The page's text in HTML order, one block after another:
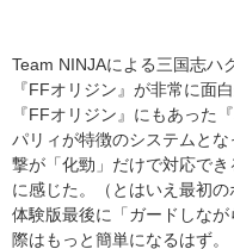
Team NINJAによる三国志ハ
『FFオリジン』が非常に面
『FFオリジン』にもあった
パリィが特徴のシステムと
撃が「化勁」だけで対応で
に感じた。（とはいえ最初の
体験版最後に「ガードしな
際はもっと簡単になるはず。